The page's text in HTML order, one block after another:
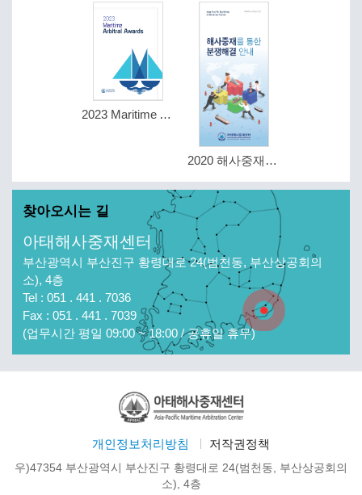
2023 Maritime Arbitral Awards
2020 해사중재를 통한 분쟁해결 안내 (리플럿)
찾아오시는 길
아태해사중재센터
부산광역시 부산진구 황령대로 24(범천동, 부산상공회의
소), 4층
Tel : 051 . 441 . 7036
Fax : 051 . 441 . 7039
(업무시간 평일 09:00 ~ 18:00 / 공휴일 휴무)
개인정보처리방침 저작권정책
우)47354 부산광역시 부산진구 황령대로 24(범천동, 부산상공회의
소), 4층